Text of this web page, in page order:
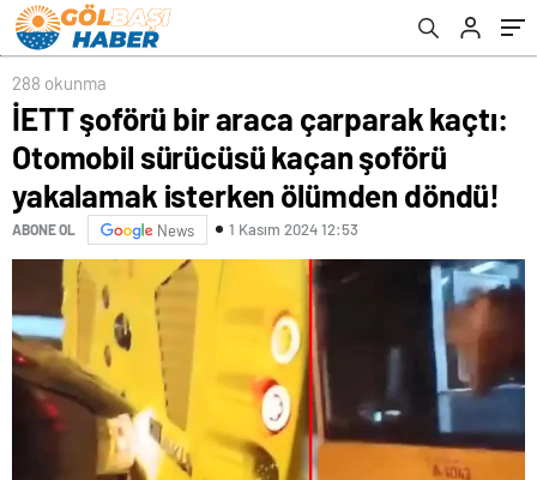
isterken ölümden döndü!
288 okunma
İETT şoförü bir araca çarparak kaçtı:
Otomobil sürücüsü kaçan şoförü
yakalamak isterken ölümden döndü!
ABONE OL News 1 Kasım 2024 12:53